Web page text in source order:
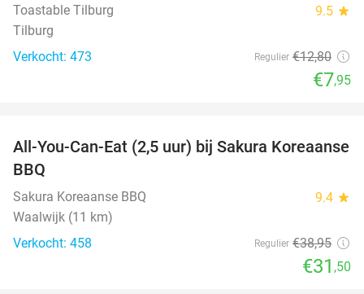
Toastable Tilburg 9.5 star
Tilburg
Verkocht: 473
Regulier €12,80
€7,95
19%
All-You-Can-Eat (2,5 uur) bij Sakura Koreaanse
BBQ
Sakura Koreaanse BBQ 9.4 star
Waalwijk (11 km)
Verkocht: 458
Regulier €38,95
€31 ,50